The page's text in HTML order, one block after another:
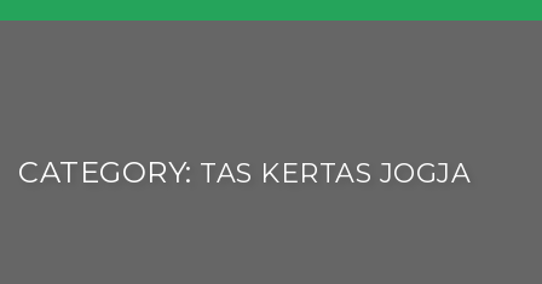
CATEGORY: TAS KERTAS JOGJA